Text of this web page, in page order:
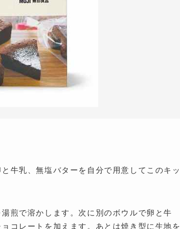
牛乳、無塩バターを自分で用意してこのキ
煎で溶かします。次に別のボウルで卵と牛
コレートを加えます。あとは焼き型に生地